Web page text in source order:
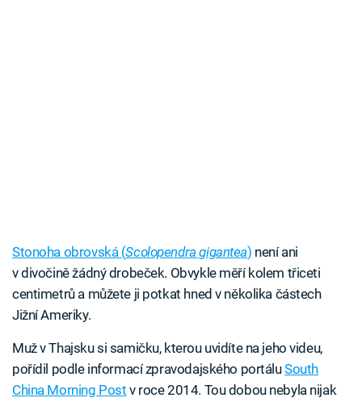
Stonoha obrovská (Scolopendra gigantea) není ani
v divočině žádný drobeček. Obvykle měří kolem třiceti
centimetrů a můžete ji potkat hned v několika částech
Jižní Ameriky.
Muž v Thajsku si samičku, kterou uvidíte na jeho videu,
pořídil podle informací zpravodajského portáluSouth
China Morning Post v roce 2014. Tou dobou nebyla nijak